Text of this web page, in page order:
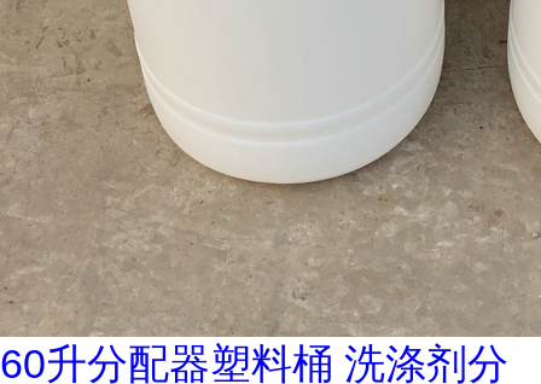
60升分配器塑料桶 洗涤剂分